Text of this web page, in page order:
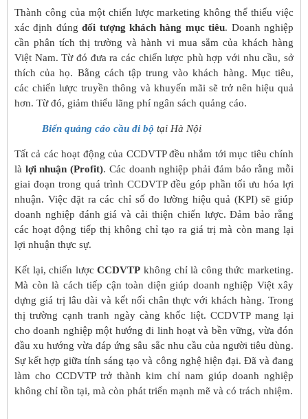
Thành công của một chiến lược marketing không thể thiếu việc
xác định đúngđối tượng khách hàng mục tiêu. Doanh nghiệp
cần phân tích thị trường và hành vi mua sắm của khách hàng
Việt Nam. Từ đó đưa ra các chiến lược phù hợp với nhu cầu, sở
thích của họ. Bằng cách tập trung vào khách hàng. Mục tiêu,
các chiến lược truyền thông và khuyến mãi sẽ trở nên hiệu quả
hơn. Từ đó, giảm thiểu lãng phí ngân sách quảng cáo.
Biển quảng cáo cầu đi bộ tại Hà Nội
Tất cả các hoạt động của CCDVTP đều nhắm tới mục tiêu chính
là lợi nhuận (Profit). Các doanh nghiệp phải đảm bảo rằng mỗi
giai đoạn trong quá trình CCDVTP đều góp phần tối ưu hóa lợi
nhuận. Việc đặt ra các chỉ số đo lường hiệu quả (KPI) sẽ giúp
doanh nghiệp đánh giá và cải thiện chiến lược. Đảm bảo rằng
các hoạt động tiếp thị không chỉ tạo ra giá trị mà còn mang lại
lợi nhuận thực sự.
Kết lại, chiến lượcCCDVTP không chỉ là công thức marketing.
Mà còn là cách tiếp cận toàn diện giúp doanh nghiệp Việt xây
dựng giá trị lâu dài và kết nối chân thực với khách hàng. Trong
thị trường cạnh tranh ngày càng khốc liệt. CCDVTP mang lại
cho doanh nghiệp một hướng đi linh hoạt và bền vững, vừa đón
đầu xu hướng vừa đáp ứng sâu sắc nhu cầu của người tiêu dùng.
Sự kết hợp giữa tính sáng tạo và công nghệ hiện đại. Đã và đang
làm cho CCDVTP trở thành kim chỉ nam giúp doanh nghiệp
không chỉ tồn tại, mà còn phát triển mạnh mẽ và có trách nhiệm.